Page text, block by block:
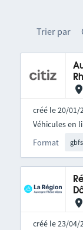
Trier par
créé le 20/01/
Format gbfs
Véhicules en
créé le 23/04/